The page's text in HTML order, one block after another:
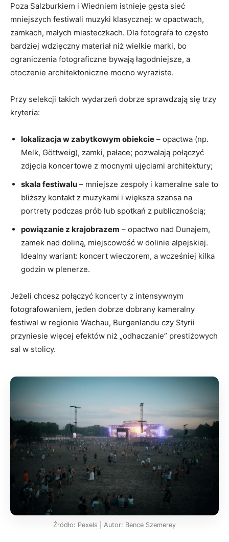
Poza Salzburkiem i Wiedniem istnieje gęsta sieć
mniejszych festiwali muzyki klasycznej: w opactwach,
zamkach, małych miasteczkach. Dla fotografa to często
bardziej wdzięczny materiał niż wielkie marki, bo
ograniczenia fotograficzne bywają łagodniejsze, a
otoczenie architektoniczne mocno wyraziste.
Przy selekcji takich wydarzeń dobrze sprawdzają się trzy
kryteria:
lokalizacja w zabytkowym obiekcie – opactwa (np.
Melk, Göttweig), zamki, pałace; pozwalają połączyć
zdjęcia koncertowe z mocnymi ujęciami architektury;
skala festiwalu – mniejsze zespoły i kameralne sale to
bliższy kontakt z muzykami i większa szansa na
portrety podczas prób lub spotkań z publicznością;
powiązanie z krajobrazem – opactwo nad Dunajem,
zamek nad doliną, miejscowość w dolinie alpejskiej.
Idealny wariant: koncert wieczorem, a wcześniej kilka
godzin w plenerze.
Jeżeli chcesz połączyć koncerty z intensywnym
fotografowaniem, jeden dobrze dobrany kameralny
festiwal w regionie Wachau, Burgenlandu czy Styrii
przyniesie więcej efektów niż „odhaczanie” prestiżowych
sal w stolicy.
Źródło: Pexels | Autor: Bence Szemerey